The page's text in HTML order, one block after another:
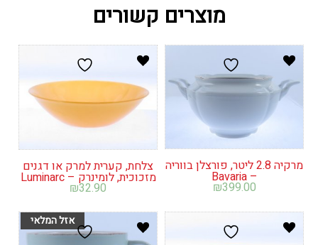
מוצרים קשורים
מרקיה 2.8 ליטר, פורצלן בווריה
– Bavaria
₪399.00
צלחת, קערית למרק או דגנים
מזכוכית, לומינרק – Luminarc
₪32.90